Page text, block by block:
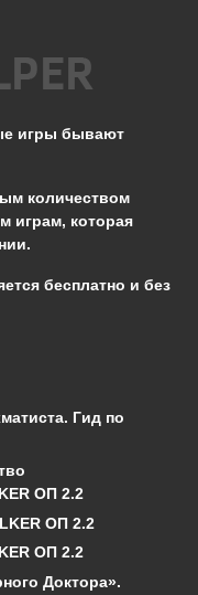
игры бывают
количеством
играм, которая
бесплатно и без
Гид по
ОП 2.2
ОП 2.2
ОП 2.2
Доктора».